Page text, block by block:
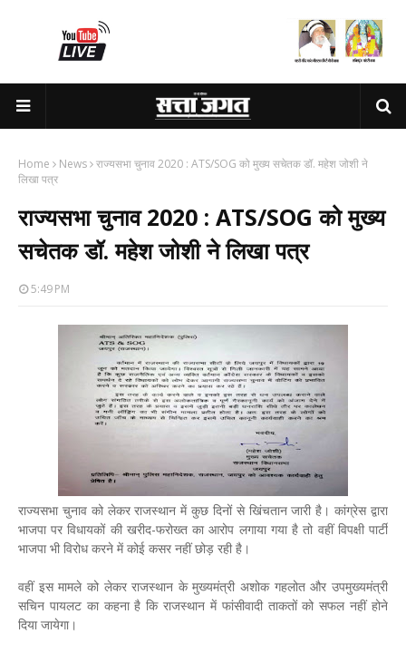
Home News राज्यसभा चुनाव 2020 : ATS/SOG को मुख्य सचेतक डॉ. महेश जोशी ने
लिखा पत्र
राज्यसभा चुनाव 2020 : ATS/SOG को मुख्य
सचेतक डॉ. महेश जोशी ने लिखा पत्र
5:49 PM
राज्यसभा चुनाव को लेकर राजस्थान में कुछ दिनों से खिंचतान जारी है। कांग्रेस द्वारा
भाजपा पर विधायकों की खरीद-फरोख्त का आरोप लगाया गया है तो वहीं विपक्षी पार्टी
भाजपा भी विरोध करने में कोई कसर नहीं छोड़ रही है।
वहीं इस मामले को लेकर राजस्थान के मुख्यमंत्री अशोक गहलोत और उपमुख्यमंत्री
सचिन पायलट का कहना है कि राजस्थान में फांसीवादी ताकतों को सफल नहीं होने
दिया जायेगा।